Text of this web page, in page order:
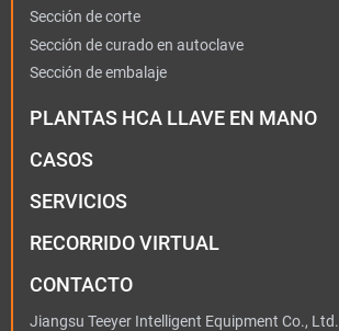
Sección de corte
Sección de curado en autoclave
Sección de embalaje
PLANTAS HCA LLAVE EN MANO
CASOS
SERVICIOS
RECORRIDO VIRTUAL
CONTACTO
Jiangsu Teeyer Intelligent Equipment Co., Ltd.